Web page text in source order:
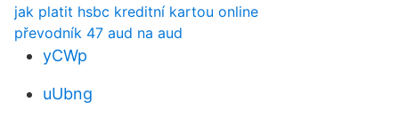
jak platit hsbc kreditní kartou online
převodník 47 aud na aud
yCWp
uUbng